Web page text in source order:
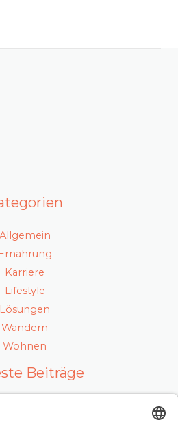
Allgemein
Ernährung
Karriere
Lifestyle
Lösungen
Wandern
Wohnen
Beiträge
ohne Kompromisse – so